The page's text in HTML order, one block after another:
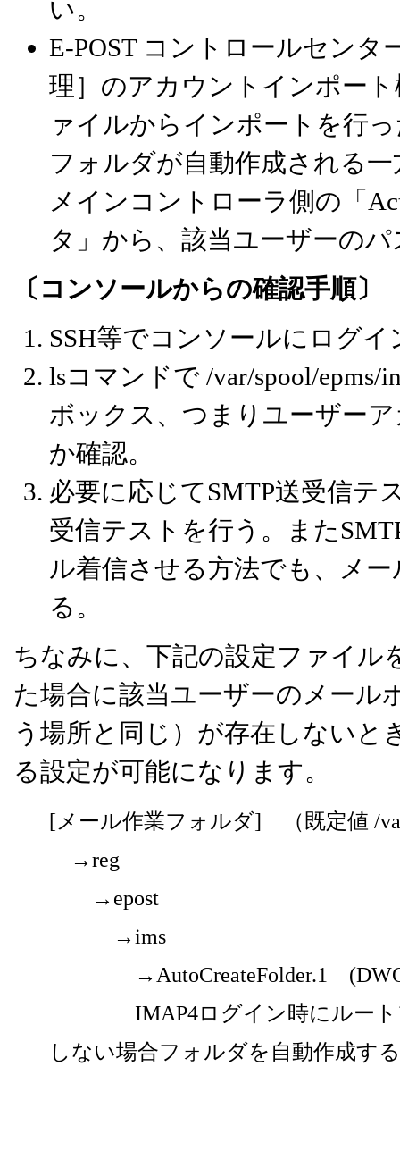
い。
E-POST コントロールセン
理］のアカウントインポー
ァイルからインポートを行
フォルダが自動作成される
メインコントローラ側の「
タ」から、該当ユーザーの
〔コンソールからの確認手順〕
SSH等でコンソールにログイ
lsコマンドで /var/spool/
ボックス、つまりユーザー
か確認。
必要に応じてSMTP送受信テ
受信テストを行う。また
ル着信させる方法でも、メ
る。
ちなみに、下記の設定ファイル
た場合に該当ユーザーのメール
う場所と同じ）が存在しない
る設定が可能になります。
[メール作業フォルダ] （既定値 /
→reg
→epost
→ims
→AutoCreateFolder.1
IMAP4ログイン時にルートフ
しない場合フォルダを自動作成する